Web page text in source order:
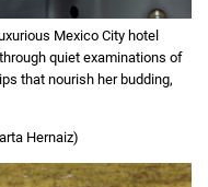
Mexico City hotel
quiet examinations of
that nourish her budding,
Hernaiz)